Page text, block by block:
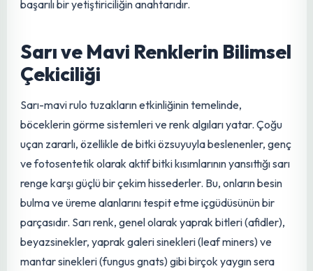
vazgeçilmez bir araçtır. Bu tuzaklar, pestisit kullanımını
ve böylece ekosistem dengesini destekler. Özelliklesera
gibi kapalı alanlarda, zararlıların erken tespiti ve kontrolü,
Sarı ve Mavi Renklerin Bilimsel
Çekiciliği
Sarı-mavi rulo tuzakların etkinliğinin temelinde,
böceklerin görme sistemleri ve renk algıları yatar. Çoğu
uçan zararlı, özellikle de bitki özsuyuyla beslenenler, genç
ve fotosentetik olarak aktif bitki kısımlarının yansıttığı sarı